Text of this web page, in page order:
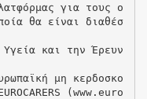
για τους ο
θα είναι διαθέσ
και την Έρευν
μη κερδοσκο
(www.euro